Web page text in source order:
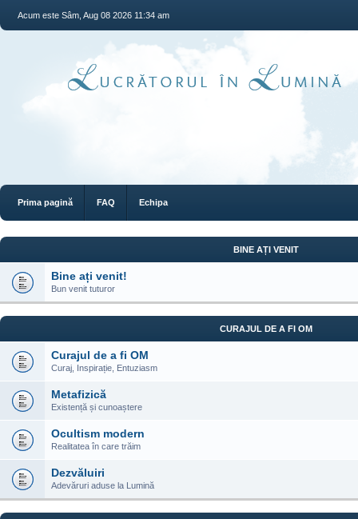
Acum este Sâm, Aug 08 2026 11:34 am
Prima pagină FAQ Echipa
BINE AȚI VENIT
Bine ați venit!
Bun venit tuturor
CURAJUL DE A FI OM
Curajul de a fi OM
Curaj, Inspirație, Entuziasm
Metafizică
Existență și cunoaștere
Ocultism modern
Realitatea în care trăim
Dezvăluiri
Adevăruri aduse la Lumină